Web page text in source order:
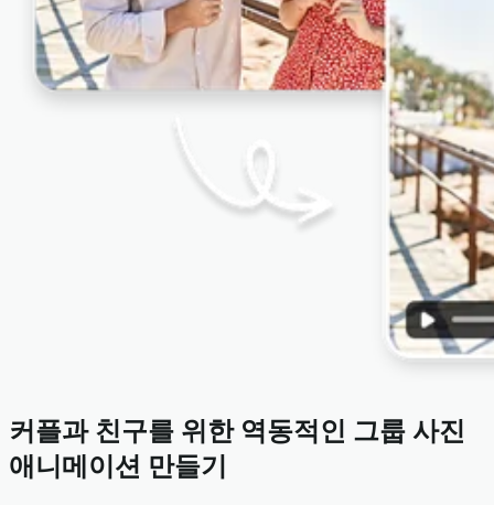
커플과 친구를 위한 역동적인 그룹 사진
애니메이션 만들기